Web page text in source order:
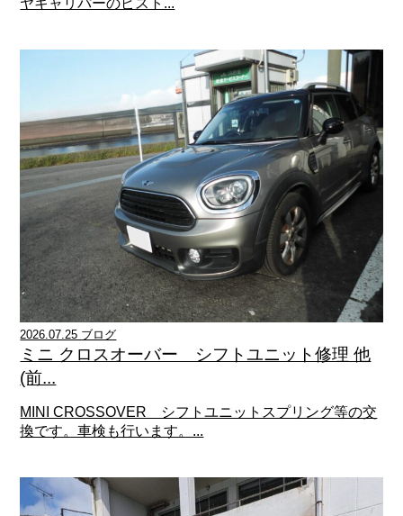
ヤキャリパーのピスト...
2026.07.25 ブログ
ミニ クロスオーバー シフトユニット修理 他
(前...
MINI CROSSOVER シフトユニットスプリング等の交
換です。車検も行います。...